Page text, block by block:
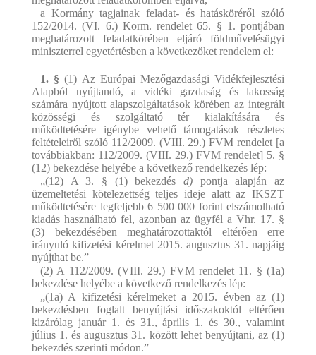
a Kormány tagjainak feladat- és hatásköréről szóló
152/2014. (VI. 6.) Korm. rendelet 65. § 1. pontjában
meghatározott feladatkörében eljáró földművelésügyi
miniszterrel egyetértésben a következőket rendelem el:
1. § (1) Az Európai Mezőgazdasági Vidékfejlesztési
Alapból nyújtandó, a vidéki gazdaság és lakosság
számára nyújtott alapszolgáltatások körében az integrált
közösségi és szolgáltató tér kialakítására és
működtetésére igénybe vehető támogatások részletes
feltételeiről szóló 112/2009. (VIII. 29.) FVM rendelet [a
továbbiakban: 112/2009. (VIII. 29.) FVM rendelet] 5. §
(12) bekezdése helyébe a következő rendelkezés lép:
„(12) A 3. § (1) bekezdés d) pontja alapján az
üzemeltetési kötelezettség teljes ideje alatt az IKSZT
működtetésére legfeljebb 6 500 000 forint elszámolható
kiadás használható fel, azonban az ügyfél a Vhr. 17. §
(3) bekezdésében meghatározottaktól eltérően erre
irányuló kifizetési kérelmet 2015. augusztus 31. napjáig
nyújthat be.”
(2) A 112/2009. (VIII. 29.) FVM rendelet 11. § (1a)
bekezdése helyébe a következő rendelkezés lép:
„(1a) A kifizetési kérelmeket a 2015. évben az (1)
bekezdésben foglalt benyújtási időszakoktól eltérően
kizárólag január 1. és 31., április 1. és 30., valamint
július 1. és augusztus 31. között lehet benyújtani, az (1)
bekezdés szerinti módon.”